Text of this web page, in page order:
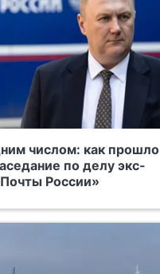
числом: как прошло
по делу экс-
России»